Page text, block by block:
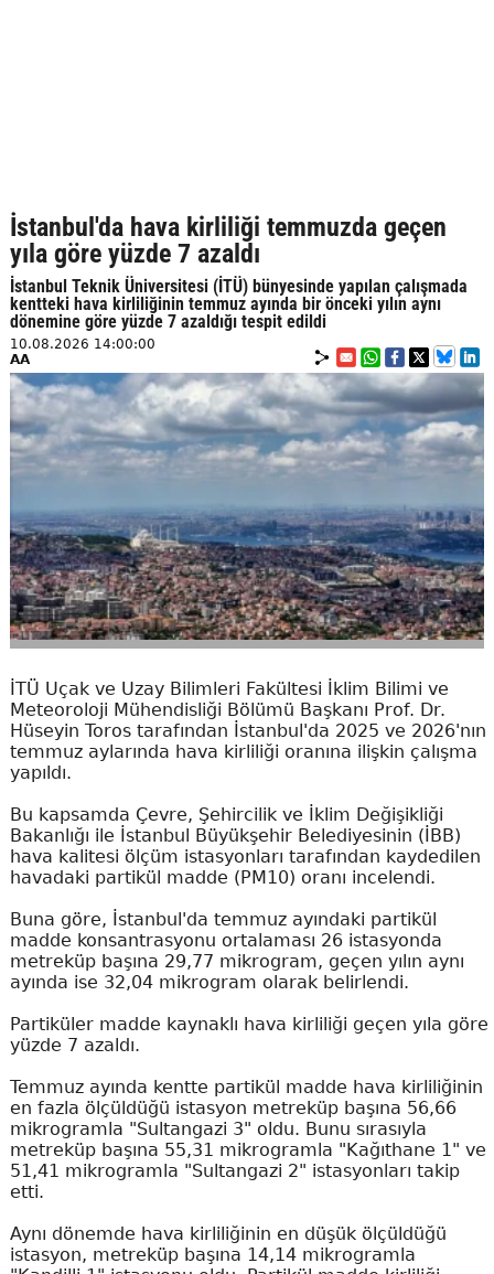
İstanbul'da hava kirliliği temmuzda geçen
yıla göre yüzde 7 azaldı
İstanbul Teknik Üniversitesi (İTÜ) bünyesinde yapılan çalışmada
kentteki hava kirliliğinin temmuz ayında bir önceki yılın aynı
dönemine göre yüzde 7 azaldığı tespit edildi
10.08.2026 14:00:00
AA
İTÜ Uçak ve Uzay Bilimleri Fakültesi İklim Bilimi ve
Meteoroloji Mühendisliği Bölümü Başkanı Prof. Dr.
Hüseyin Toros tarafından İstanbul'da 2025 ve 2026'nın
temmuz aylarında hava kirliliği oranına ilişkin çalışma
yapıldı.
Bu kapsamda Çevre, Şehircilik ve İklim Değişikliği
Bakanlığı ile İstanbul Büyükşehir Belediyesinin (İBB)
hava kalitesi ölçüm istasyonları tarafından kaydedilen
havadaki partikül madde (PM10) oranı incelendi.
Buna göre, İstanbul'da temmuz ayındaki partikül
madde konsantrasyonu ortalaması 26 istasyonda
metreküp başına 29,77 mikrogram, geçen yılın aynı
ayında ise 32,04 mikrogram olarak belirlendi.
Partiküler madde kaynaklı hava kirliliği geçen yıla göre
yüzde 7 azaldı.
Temmuz ayında kentte partikül madde hava kirliliğinin
en fazla ölçüldüğü istasyon metreküp başına 56,66
mikrogramla "Sultangazi 3" oldu. Bunu sırasıyla
metreküp başına 55,31 mikrogramla "Kağıthane 1" ve
51,41 mikrogramla "Sultangazi 2" istasyonları takip
etti.
Aynı dönemde hava kirliliğinin en düşük ölçüldüğü
istasyon, metreküp başına 14,14 mikrogramla